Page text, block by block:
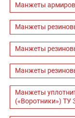
Манжеты
Манжеты
Манжеты
Манжеты
Манжеты
(«Воротники») ТУ